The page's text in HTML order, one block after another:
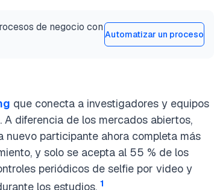
de negocio con
Automatizar un proceso
que conecta a investigadores y equipos
diferencia de los mercados abiertos,
nuevo participante ahora completa más
y solo se acepta al 55 % de los
periódicos de selfie por video y
los estudios. 1